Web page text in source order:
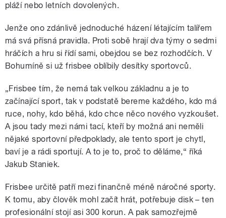
pláží nebo letních dovolených.
Jenže ono zdánlivě jednoduché házení létajícím talířem
má svá přísná pravidla. Proti sobě hrají dva týmy o sedmi
hráčích a hru si řídí sami, obejdou se bez rozhodčích. V
Bohumíně si už frisbee oblíbily desítky sportovců.
„Frisbee tím, že nemá tak velkou základnu a je to
začínající sport, tak v podstatě bereme každého, kdo má
ruce, nohy, kdo běhá, kdo chce něco nového vyzkoušet.
A jsou tady mezi námi tací, kteří by možná ani neměli
nějaké sportovní předpoklady, ale tento sport je chytl,
baví je a rádi sportují. A to je to, proč to děláme,“ říká
Jakub Staniek.
Frisbee určitě patří mezi finančně méně náročné sporty.
K tomu, aby člověk mohl začít hrát, potřebuje disk – ten
profesionální stojí asi 300 korun. A pak samozřejmě